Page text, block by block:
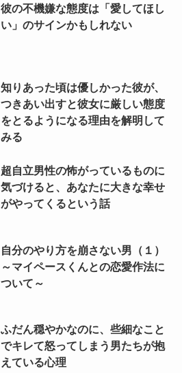
彼の不機嫌な態度は「愛してほし
い」のサインかもしれない
知りあった頃は優しかった彼が、
つきあい出すと彼女に厳しい態度
をとるようになる理由を解明して
みる
超自立男性の怖がっているものに
気づけると、あなたに大きな幸せ
がやってくるという話
自分のやり方を崩さない男（１）
～マイペースくんとの恋愛作法に
ついて～
ふだん穏やかなのに、些細なこと
でキレて怒ってしまう男たちが抱
えている心理